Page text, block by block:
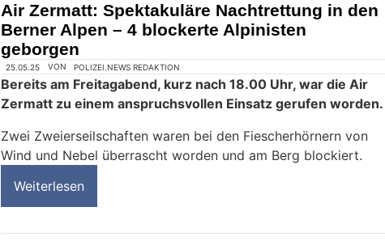
Air Zermatt: Spektakuläre Nachtrettung in den
Berner Alpen – 4 blockerte Alpinisten
geborgen
25.05.25 VON POLIZEI.NEWS REDAKTION
Bereits am Freitagabend, kurz nach 18.00 Uhr, war die Air
Zermatt zu einem anspruchsvollen Einsatz gerufen worden.
Zwei Zweierseilschaften waren bei den Fiescherhörnern von
Wind und Nebel überrascht worden und am Berg blockiert.
Weiterlesen